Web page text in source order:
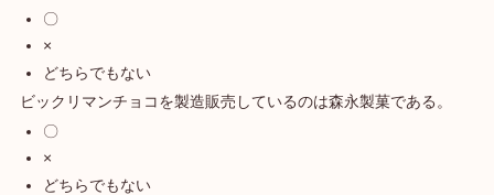
〇
×
どちらでもない
ビックリマンチョコを製造販売しているのは森永製菓である。
〇
×
どちらでもない